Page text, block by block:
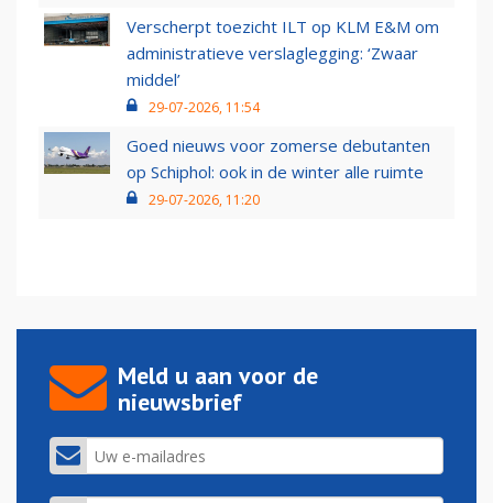
Verscherpt toezicht ILT op KLM E&M om
administratieve verslaglegging: ‘Zwaar
middel’
29-07-2026, 11:54
Goed nieuws voor zomerse debutanten
op Schiphol: ook in de winter alle ruimte
29-07-2026, 11:20
Meld u aan voor de
nieuwsbrief